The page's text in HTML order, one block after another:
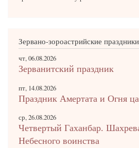
Зервано-зороастрийские праздники
чт, 06.08.2026
Зерванитский праздник
пт, 14.08.2026
Праздник Амертата и Огня
ср, 26.08.2026
Четвертый Гаханбар.
Небесного воинства